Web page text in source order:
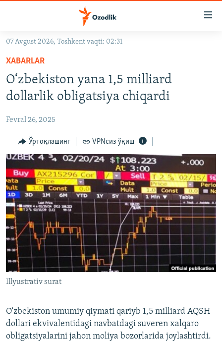
Асосий
навигацияга
ўтинг
Қидиришга
OZODVIDEO
OZODARXIV
На русском
ИЖТИМОИЙ ТАРМОҚЛАР
Озодлик бошқа тилларда
07 Avgust 2026, Toshkent vaqti: 02:31
XABARLAR
O‘zbekiston yana 1,5 milliard
dollarlik obligatsiya chiqardi
Fevral 26, 2025
Ўртоқлашинг VPNсиз ўқиш
Illyustrativ surat
O‘zbekiston umumiy qiymati qariyb 1,5 milliard AQSH
dollari ekvivalentidagi navbatdagi suveren xalqaro
obligatsiyalarini jahon moliya bozorlarida joylashtirdi.